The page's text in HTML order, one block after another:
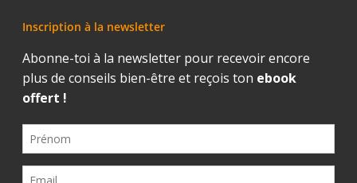
Inscription à la newsletter